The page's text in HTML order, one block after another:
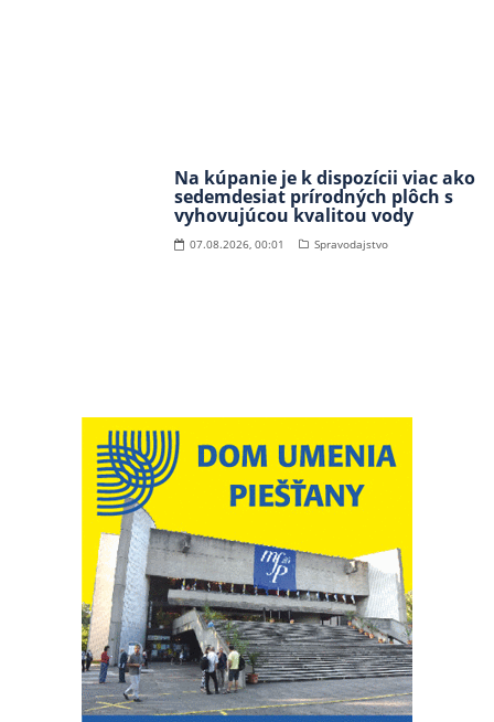
Na kúpanie je k dispozícii viac ako
sedemdesiat prírodných plôch s
vyhovujúcou kvalitou vody
07.08.2026, 00:01 Spravodajstvo